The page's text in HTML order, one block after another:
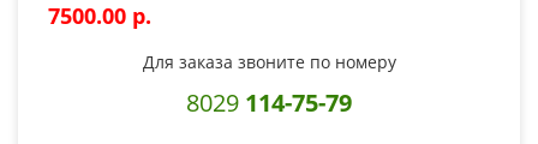
7500.00 p.
Для заказа звоните по номеру
8029 114-75-79